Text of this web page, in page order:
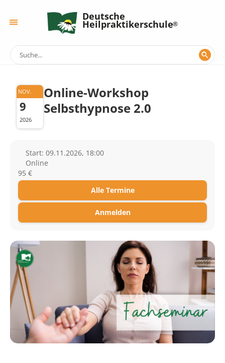
Deutsche
Heilpraktikerschule
NOV.
9
2026
Online-Workshop
Selbsthypnose 2.0
Start: 09.11.2026, 18:00
Online
95 €
Alle Termine
Anmelden